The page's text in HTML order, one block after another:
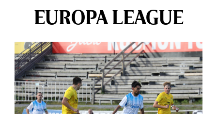
EUROPA LEAGUE